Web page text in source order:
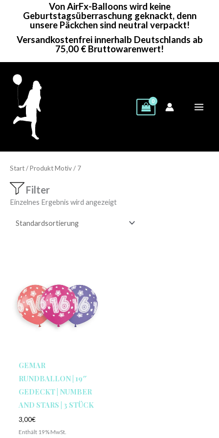
Von AirFx-Balloons wird keine
Geburtstagsüberraschung geknackt, denn
unsere Päckchen sind neutral verpackt!
Versandkostenfrei innerhalb Deutschlands ab
75,00 € Bruttowarenwert!
Start/ Produkt Motiv / 7
Filter
Einzelnes Ergebnis wird angezeigt
GEMAR
RUNDBALLON | 19″
GEDECKT | NUMBER
AND STARS | 3 STÜCK
3,00€
Enthält 19% MwSt.